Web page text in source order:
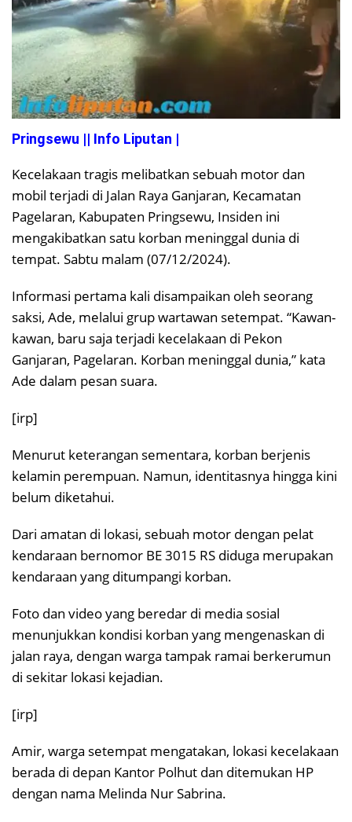
Pringsewu || Info Liputan |
Kecelakaan tragis melibatkan sebuah motor dan
mobil terjadi di Jalan Raya Ganjaran, Kecamatan
Pagelaran, Kabupaten Pringsewu, Insiden ini
mengakibatkan satu korban meninggal dunia di
tempat. Sabtu malam (07/12/2024).
Informasi pertama kali disampaikan oleh seorang
saksi, Ade, melalui grup wartawan setempat. “Kawan-
kawan, baru saja terjadi kecelakaan di Pekon
Ganjaran, Pagelaran. Korban meninggal dunia,” kata
Ade dalam pesan suara.
[irp]
Menurut keterangan sementara, korban berjenis
kelamin perempuan. Namun, identitasnya hingga kini
belum diketahui.
Dari amatan di lokasi, sebuah motor dengan pelat
kendaraan bernomor BE 3015 RS diduga merupakan
kendaraan yang ditumpangi korban.
Foto dan video yang beredar di media sosial
menunjukkan kondisi korban yang mengenaskan di
jalan raya, dengan warga tampak ramai berkerumun
di sekitar lokasi kejadian.
[irp]
Amir, warga setempat mengatakan, lokasi kecelakaan
berada di depan Kantor Polhut dan ditemukan HP
dengan nama Melinda Nur Sabrina.